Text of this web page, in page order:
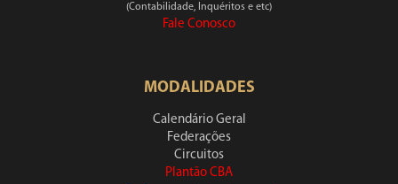
(Contabilidade, Inquéritos e etc)
Fale Conosco
MODALIDADES
Calendário Geral
Federações
Circuitos
Plantão CBA